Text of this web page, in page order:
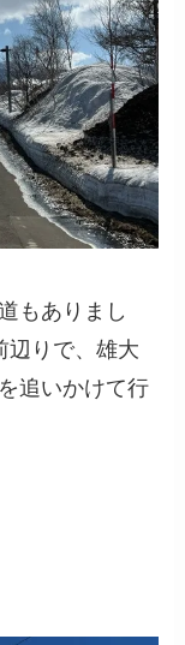
もありまし
辺りで、雄大
追いかけて行